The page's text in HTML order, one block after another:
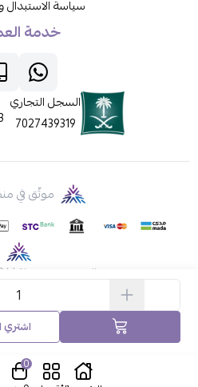
0
اشتري
سياسة الاستبدال
خدمة
السجل التجاري
7027439319
موثّق في
الحقوق محفوظة | 2026